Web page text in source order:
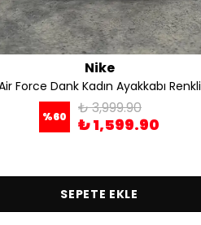
Nike
Force Dank Kadın Ayakkabı Renkli
%60 ₺ 3,999.90
₺ 1,599.90
SEPETE EKLE